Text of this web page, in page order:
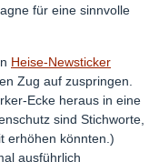
für eine sinnvolle
Heise-Newsticker
Zug auf zuspringen.
Ecke heraus in eine
sind Stichworte,
erhöhen könnten.)
ausführlich